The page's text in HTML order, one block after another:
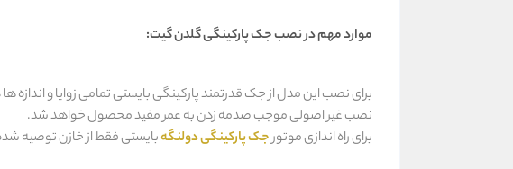
موارد مهم در نصب جک پارکینگی گلدن گیت:
برای نصب این مدل از جک قدرتمند پارکینگی بایستی تمامی زوایا و
نصب غیر اصولی موجب صدمه زدن به عمر مفید محصول خواهد شد.
برای راه اندازی موتورجک پارکینگی دولنگهبایستی فقط از خازن توصیه